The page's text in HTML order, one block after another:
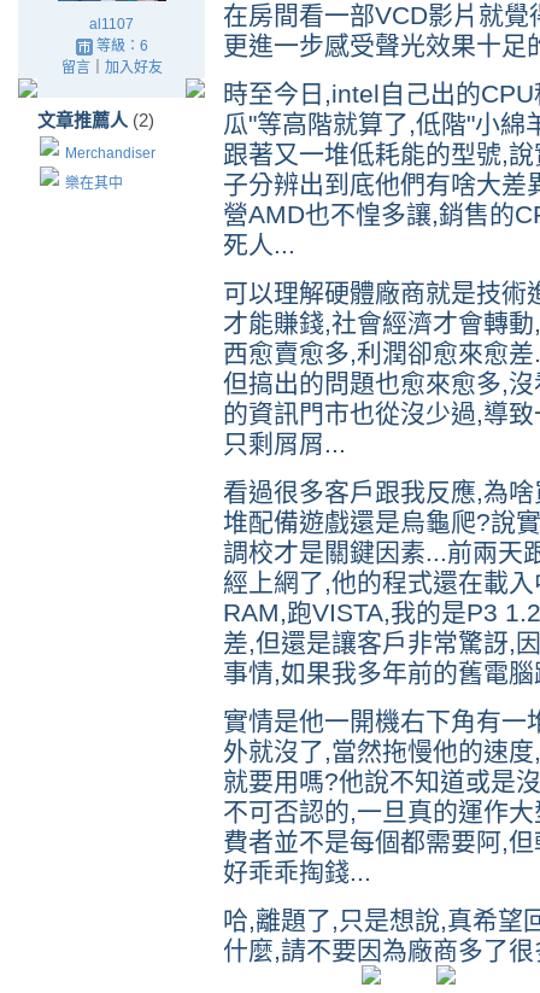
al1107
等級：6
留言｜ 加入好友
文章推薦人 (2)
Merchandiser
樂在其中
在房間看一部VCD影片就
更進一步感受聲光效果十足
時至今日,intel自己出的
瓜"等高階就算了,低階"小綿
跟著又一堆低耗能的型號,
子分辨出到底他們有啥大差
營AMD也不惶多讓,銷售的
死人...
可以理解硬體廠商就是技術
才能賺錢,社會經濟才會轉
西愈賣愈多,利潤卻愈來愈
但搞出的問題也愈來愈多,
的資訊門市也從沒少過,導
只剩屑屑...
看過很多客戶跟我反應,為
堆配備遊戲還是烏龜爬?說
調校才是關鍵因素...前兩天
經上網了,他的程式還在載
RAM,跑VISTA,我的是P3
差,但還是讓客戶非常驚訝,
事情,如果我多年前的舊電
實情是他一開機右下角有一
外就沒了,當然拖慢他的速
就要用嗎?他說不知道或是
不可否認的,一旦真的運作
費者並不是每個都需要阿,
好乖乖掏錢...
哈,離題了,只是想說,真希望
什麼,請不要因為廠商多了